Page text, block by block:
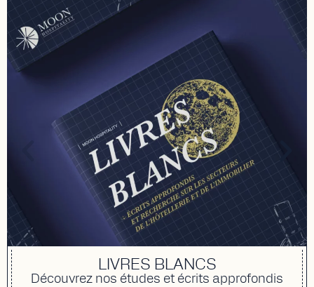
LIVRES BLANCS
Découvrez nos études et écrits approfondis